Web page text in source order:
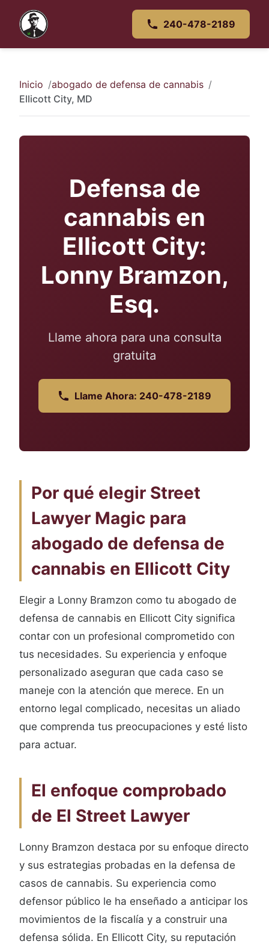
240-478-2189
Inicio
abogado de defensa de cannabis
Ellicott City, MD
Defensa de
cannabis en
Ellicott City:
Lonny Bramzon,
Esq.
Llame ahora para una consulta
gratuita
Llame Ahora: 240-478-2189
Por qué elegir Street
Lawyer Magic para
abogado de defensa de
cannabis en Ellicott City
Elegir a Lonny Bramzon como tu abogado de
defensa de cannabis en Ellicott City significa
contar con un profesional comprometido con
tus necesidades. Su experiencia y enfoque
personalizado aseguran que cada caso se
maneje con la atención que merece. En un
entorno legal complicado, necesitas un aliado
que comprenda tus preocupaciones y esté listo
para actuar.
El enfoque comprobado
de El Street Lawyer
Lonny Bramzon destaca por su enfoque directo
y sus estrategias probadas en la defensa de
casos de cannabis. Su experiencia como
defensor público le ha enseñado a anticipar los
movimientos de la fiscalía y a construir una
defensa sólida. En Ellicott City, su reputación